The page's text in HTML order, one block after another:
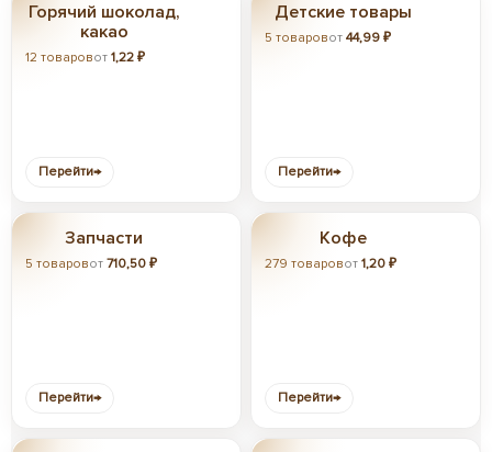
Горячий шоколад,
какао
12 товаровот 1,22 ₽
Перейти→
Детские товары
5 товаровот 44,99 ₽
Перейти→
Запчасти
5 товаровот 710,50 ₽
Перейти→
Кофе
279 товаровот 1,20 ₽
Перейти→